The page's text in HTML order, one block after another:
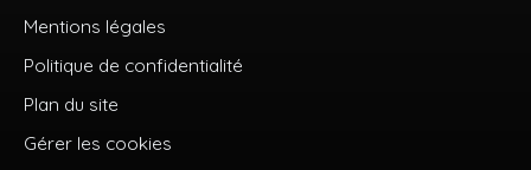
Mentions légales
Politique de confidentialité
Plan du site
Gérer les cookies